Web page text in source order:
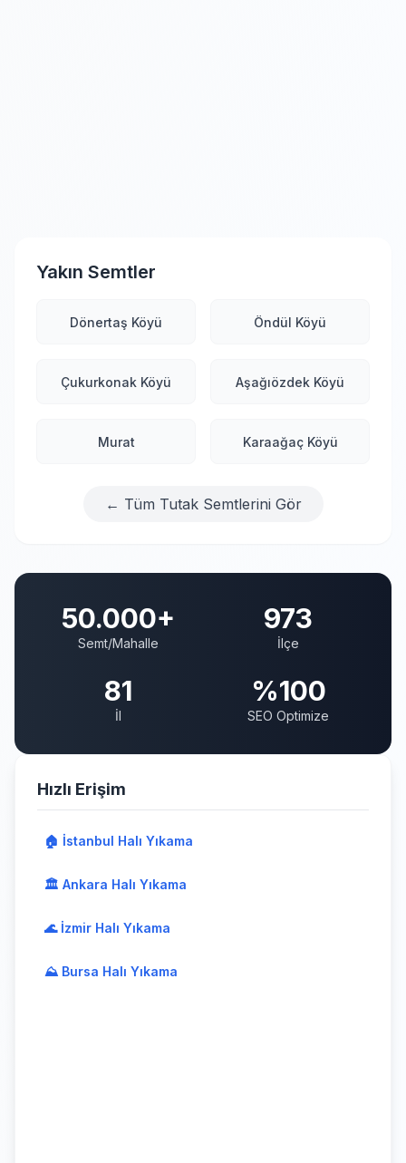
Yakın Semtler
Dönertaş Köyü Öndül Köyü
Çukurkonak Köyü Aşağıözdek Köyü
Murat Karaağaç Köyü
← Tüm Tutak Semtlerini Gör
50.000+
Semt/Mahalle
973
İlçe
81
İl
%100
SEO Optimize
Hızlı Erişim
🏠 İstanbul Halı Yıkama
🏛️ Ankara Halı Yıkama
🌊 İzmir Halı Yıkama
⛰️ Bursa Halı Yıkama